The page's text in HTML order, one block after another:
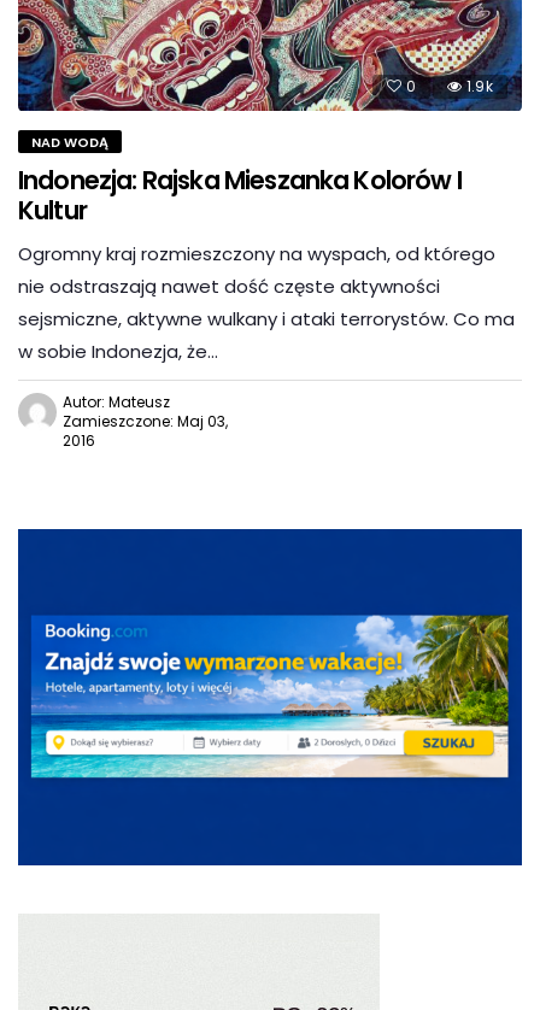
0 1.9k
NAD WODĄ
Indonezja: Rajska Mieszanka Kolorów I
Kultur
Ogromny kraj rozmieszczony na wyspach, od którego
nie odstraszają nawet dość częste aktywności
sejsmiczne, aktywne wulkany i ataki terrorystów. Co ma
w sobie Indonezja, że…
Autor: Mateusz
Zamieszczone: Maj 03,
2016